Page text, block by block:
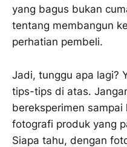
yang bagus bukan
tentang membangun
perhatian pembeli.
Jadi, tunggu apa lagi?
tips-tips di atas.
bereksperimen
fotografi produk yang
Siapa tahu, dengan